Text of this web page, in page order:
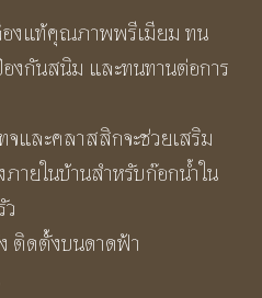
องแท้คุณภาพพรีเมียม ทน
งกันสนิม และทนทานต่อการ
จและคลาสสิกจะช่วยเสริม
ายในบ้านสำหรับก๊อกน้ำใน
ติดตั้งบนดาดฟ้า